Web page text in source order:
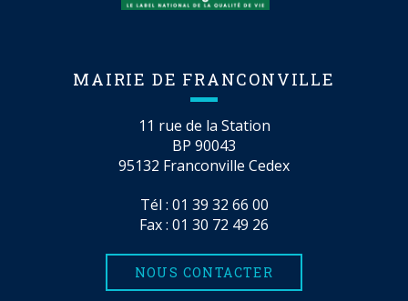
MAIRIE DE FRANCONVILLE
11 rue de la Station
BP 90043
95132 Franconville Cedex
Tél : 01 39 32 66 00
Fax : 01 30 72 49 26
NOUS CONTACTER